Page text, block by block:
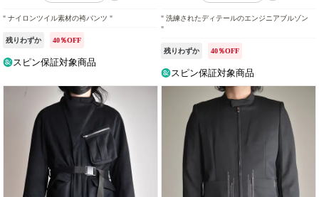
" ナイロンツイル素材の袴パンツ "
残りわずか 40％OFF
スピン保証対象商品
" 洗練されたディテールのエンジニアブルゾン
"
残りわずか 40％OFF
スピン保証対象商品